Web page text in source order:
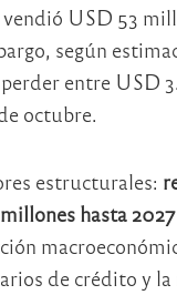
vendió USD 53
según
entre USD
octubre.
estructurales:
hasta 2027
de crédito y